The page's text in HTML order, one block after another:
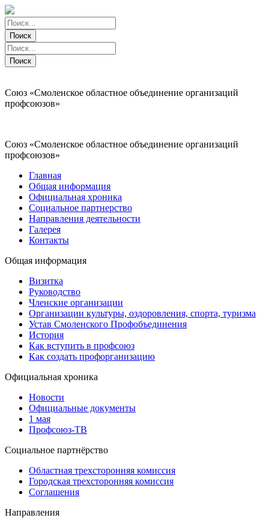
Поиск
Поиск
Поиск
Поиск
Союз «Смоленское областное объединение организаций
профсоюзов»
Союз «Смоленское областное объединение организаций
профсоюзов»
Главная
Общая информация
Официальная хроника
Социальное партнерство
Направления деятельности
Галерея
Контакты
Общая информация
Визитка
Руководство
Членские организации
Организации культуры, оздоровления, спорта, туризма
Устав Смоленского Профобъединения
История
Как вступить в профсоюз
Как создать профорганизацию
Официальная хроника
Новости
Официальные документы
1 мая
Профсоюз-ТВ
Социальное партнёрство
Областная трехсторонняя комиссия
Городская трехсторонняя комиссия
Соглашения
Направления